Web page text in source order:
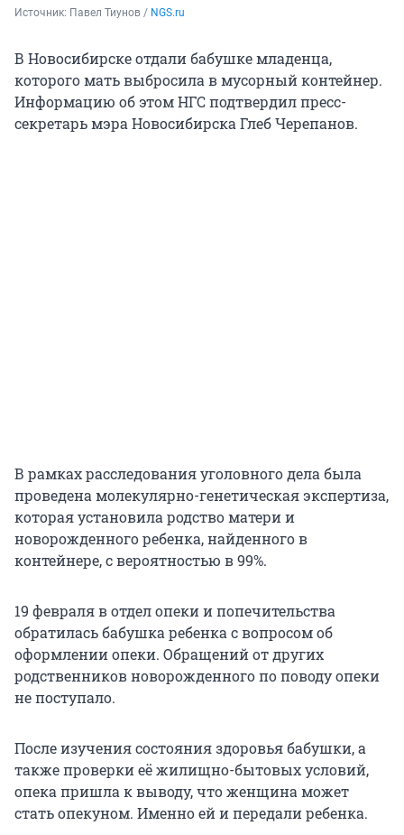
Источник: Павел Тиунов / NGS.ru
В Новосибирске отдали бабушке младенца,
которого мать выбросила в мусорный контейнер.
Информацию об этом НГС подтвердил пресс-
секретарь мэра Новосибирска Глеб Черепанов.
В рамках расследования уголовного дела была
проведена молекулярно-генетическая экспертиза,
которая установила родство матери и
новорожденного ребенка, найденного в
контейнере, с вероятностью в 99%.
19 февраля в отдел опеки и попечительства
обратилась бабушка ребенка с вопросом об
оформлении опеки. Обращений от других
родственников новорожденного по поводу опеки
не поступало.
После изучения состояния здоровья бабушки, а
также проверки её жилищно-бытовых условий,
опека пришла к выводу, что женщина может
стать опекуном. Именно ей и передали ребенка.